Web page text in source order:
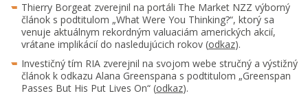
Thierry Borgeat zverejnil na portáli The Market NZZ výborný
článok s podtitulom „What Were You Thinking?“, ktorý sa
venuje aktuálnym rekordným valuaciám amerických akcií,
vrátane implikácií do nasledujúcich rokov (odkaz).
Investičný tím RIA zverejnil na svojom webe stručný a výstižný
článok k odkazu Alana Greenspana s podtitulom „Greenspan
Passes But His Put Lives On“ (odkaz).